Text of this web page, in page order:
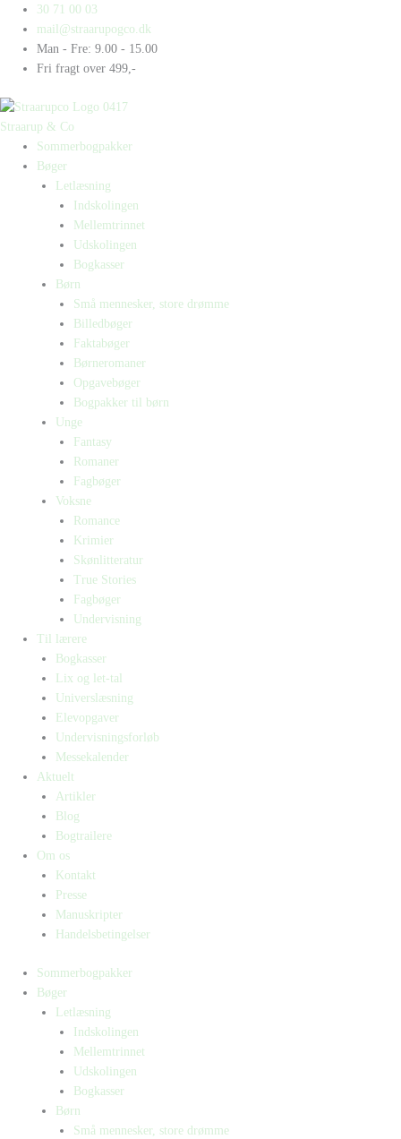
indholdet
30 71 00 03
mail@straarupogco.dk
Man - Fre: 9.00 - 15.00
Fri fragt over 499,-
Straarup & Co
Sommerbogpakker
Bøger
Letlæsning
Indskolingen
Mellemtrinnet
Udskolingen
Bogkasser
Børn
Små mennesker, store drømme
Billedbøger
Faktabøger
Børneromaner
Opgavebøger
Bogpakker til børn
Unge
Fantasy
Romaner
Fagbøger
Voksne
Romance
Krimier
Skønlitteratur
True Stories
Fagbøger
Undervisning
Til lærere
Bogkasser
Lix og let-tal
Universlæsning
Elevopgaver
Undervisningsforløb
Messekalender
Aktuelt
Artikler
Blog
Bogtrailere
Om os
Kontakt
Presse
Manuskripter
Handelsbetingelser
Sommerbogpakker
Bøger
Letlæsning
Indskolingen
Mellemtrinnet
Udskolingen
Bogkasser
Børn
Små mennesker, store drømme
Products
search
Products
search
stjæler!